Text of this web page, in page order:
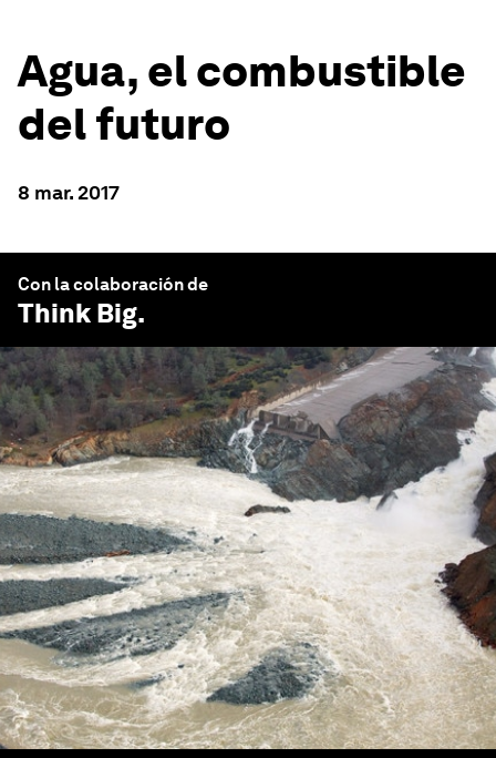
Agua, el combustible
del futuro
8 mar. 2017
Con la colaboración de
Think Big.